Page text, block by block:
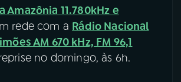
Amazônia 11.780kHz e
rede com a Rádio Nacional
AM 670 kHz, FM 96,1
no domingo, às 6h.